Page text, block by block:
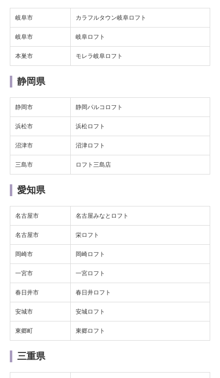
岐阜市 カラフルタウン岐阜ロフト
岐阜市 岐阜ロフト
本巣市 モレラ岐阜ロフト
静岡県
静岡市 静岡パルコロフト
浜松市 浜松ロフト
沼津市 沼津ロフト
三島市 ロフト三島店
愛知県
名古屋市 名古屋みなとロフト
名古屋市 栄ロフト
岡崎市 岡崎ロフト
一宮市 一宮ロフト
春日井市 春日井ロフト
安城市 安城ロフト
東郷町 東郷ロフト
三重県